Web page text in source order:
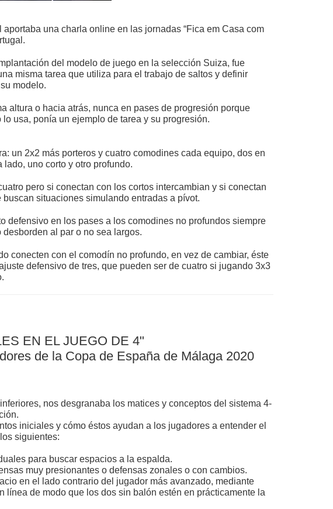
una charla online en las jornadas “Fica em Casa com
del modelo de juego en la selección Suiza, fue
misma tarea que utiliza para el trabajo de saltos y definir
modelo.
altura o hacia atrás, nunca en pases de progresión porque
usa, ponía un ejemplo de tarea y su progresión.
un 2x2 más porteros y cuatro comodines cada equipo, dos en
lado, uno corto y otro profundo.
pero si conectan con los cortos intercambian y si conectan
buscan situaciones simulando entradas a pívot.
defensivo en los pases a los comodines no profundos siempre
desborden al par o no sea largos.
conecten con el comodín no profundo, en vez de cambiar, éste
defensivo de tres, que pueden ser de cuatro si jugando 3x3
EN EL JUEGO DE 4"
de la Copa de España de Málaga 2020
nos desgranaba los matices y conceptos del sistema 4-
iniciales y cómo éstos ayudan a los jugadores a entender el
siguientes:
para buscar espacios a la espalda.
muy presionantes o defensas zonales o con cambios.
en el lado contrario del jugador más avanzado, mediante
de modo que los dos sin balón estén en prácticamente la